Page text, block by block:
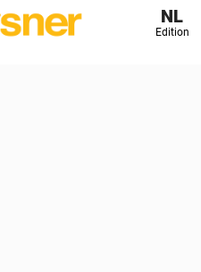
NL
Edition